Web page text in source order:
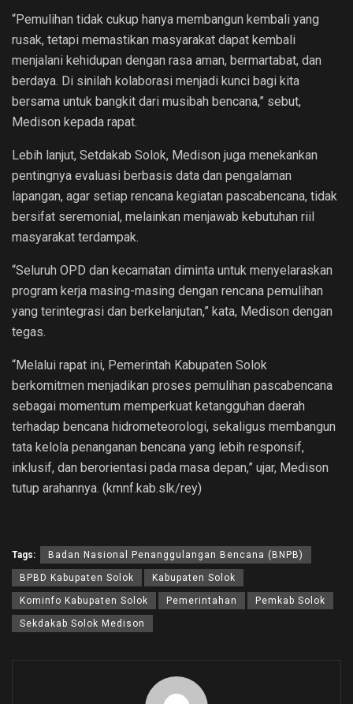
“Pemulihan tidak cukup hanya membangun kembali yang
rusak, tetapi memastikan masyarakat dapat kembali
menjalani kehidupan dengan rasa aman, bermartabat, dan
berdaya. Di sinilah kolaborasi menjadi kunci bagi kita
bersama untuk bangkit dari musibah bencana,” sebut,
Medison kepada rapat.
Lebih lanjut, Setdakab Solok, Medison juga menekankan
pentingnya evaluasi berbasis data dan pengalaman
lapangan, agar setiap rencana kegiatan pascabencana, tidak
bersifat seremonial, melainkan menjawab kebutuhan riil
masyarakat terdampak.
“Seluruh OPD dan kecamatan diminta untuk menyelaraskan
program kerja masing-masing dengan rencana pemulihan
yang terintegrasi dan berkelanjutan,” kata, Medison dengan
tegas.
“Melalui rapat ini, Pemerintah Kabupaten Solok
berkomitmen menjadikan proses pemulihan pascabencana
sebagai momentum memperkuat ketangguhan daerah
terhadap bencana hidrometeorologi, sekaligus membangun
tata kelola penanganan bencana yang lebih responsif,
inklusif, dan berorientasi pada masa depan,” ujar, Medison
tutup arahannya. (kmnf.kab.slk/rey)
Tags: Badan Nasional Penanggulangan Bencana (BNPB)
BPBD Kabupaten Solok Kabupaten Solok
Kominfo Kabupaten Solok Pemerintahan Pemkab Solok
Sekdakab Solok Medison